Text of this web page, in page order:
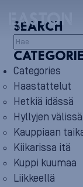
SEARCH
Categories
Haastattelut
Hetkiä idässä
Hyllyjen välissä
Kauppiaan
Kiikarissa itä
Kuppi kuumaa
Liikkeellä